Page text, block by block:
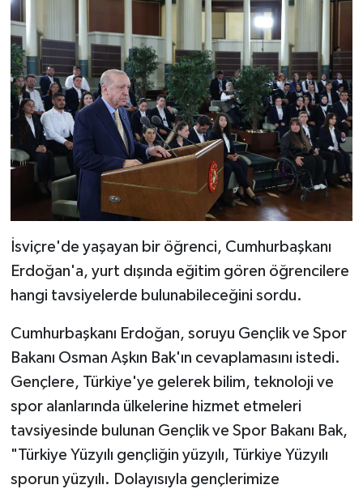
İsviçre'de yaşayan bir öğrenci, Cumhurbaşkanı
Erdoğan'a, yurt dışında eğitim gören öğrencilere
hangi tavsiyelerde bulunabileceğini sordu.
Cumhurbaşkanı Erdoğan, soruyu Gençlik ve Spor
Bakanı Osman Aşkın Bak'ın cevaplamasını istedi.
Gençlere, Türkiye'ye gelerek bilim, teknoloji ve
spor alanlarında ülkelerine hizmet etmeleri
tavsiyesinde bulunan Gençlik ve Spor Bakanı Bak,
"Türkiye Yüzyılı gençliğin yüzyılı, Türkiye Yüzyılı
sporun yüzyılı. Dolayısıyla gençlerimize